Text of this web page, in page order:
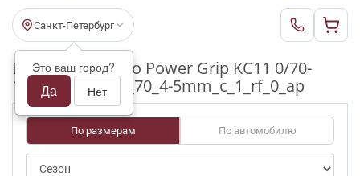
Санкт-Петербург
Это ваш город?
Да Нет
Шины бу Kumho Power Grip KC11 0/70-
100pct R15_195_70_4-5mm_c_1_rf_0_ap
По размерам По автомобилю